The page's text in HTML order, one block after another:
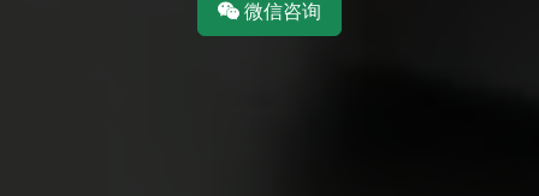
微信咨询